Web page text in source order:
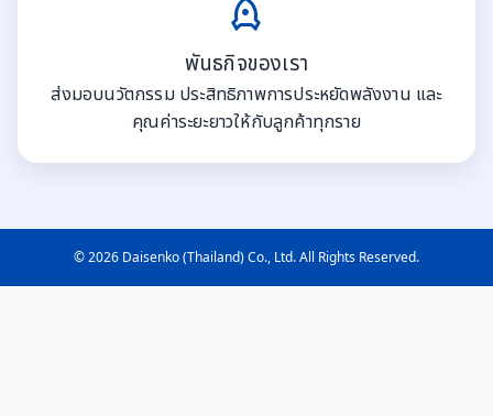
พันธกิจของเรา
ส่งมอบนวัตกรรม ประสิทธิภาพการประหยัดพลังงาน และ
คุณค่าระยะยาวให้กับลูกค้าทุกราย
© 2026 Daisenko (Thailand) Co., Ltd. All Rights Reserved.